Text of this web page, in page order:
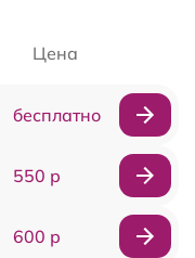
Цена
бесплатно
550 р
600 р